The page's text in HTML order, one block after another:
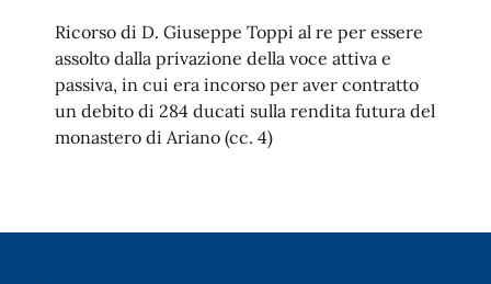
Ricorso di D. Giuseppe Toppi al re per essere
assolto dalla privazione della voce attiva e
passiva, in cui era incorso per aver contratto
un debito di 284 ducati sulla rendita futura del
monastero di Ariano (cc. 4)